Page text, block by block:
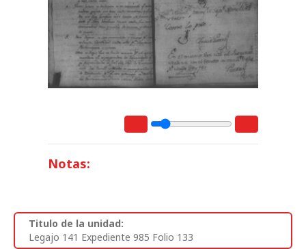
Notas:
Titulo de la unidad:
Legajo 141 Expediente 985 Folio 133